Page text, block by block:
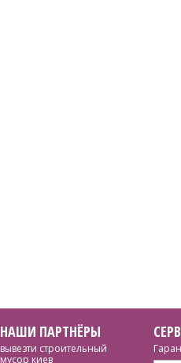
НАШИ ПАРТНЁРЫ
вывезти строительный
мусор киев